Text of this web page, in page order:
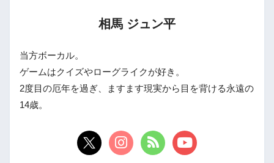
相馬 ジュン平
当方ボーカル。
ゲームはクイズやローグライクが好き。
2度目の厄年を過ぎ、ますます現実から目を背ける永遠の
14歳。